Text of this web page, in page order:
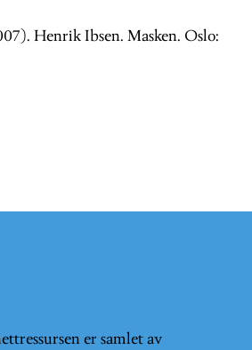
Henrik Ibsen. Masken. Oslo:
er samlet av